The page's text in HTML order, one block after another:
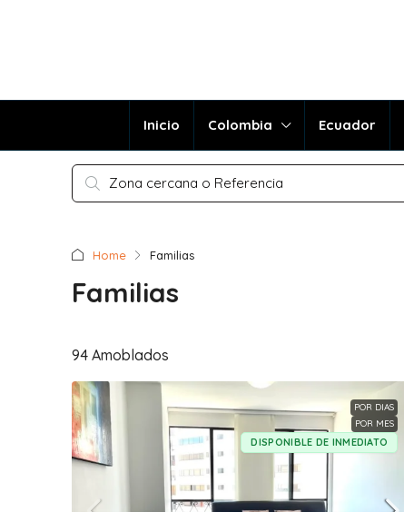
Inicio Colombia Ecuador
Home Familias
Familias
94 Amoblados
POR DIAS
POR MES
DISPONIBLE DE INMEDIATO